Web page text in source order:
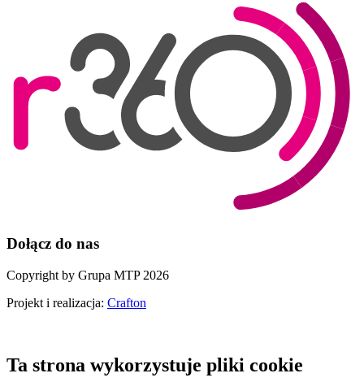
Dołącz do nas
Copyright by Grupa MTP 2026
Projekt i realizacja: Crafton
Ta strona wykorzystuje pliki cookie